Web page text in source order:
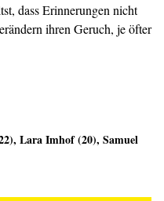
dass Erinnerungen nicht
ihren Geruch, je öfter
Lara Imhof (20), Samuel